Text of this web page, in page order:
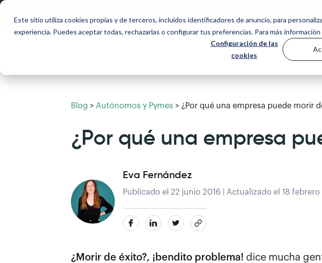
Este sitio utiliza cookies propias y de terceros, incluidos identificadores de anuncio, para
experiencia. Puedes aceptar todas, rechazarlas o configurar tus preferencias. Para más
Configuración de las
cookies
Autónomos Asesorías
Blog > Autónomos y Pymes > ¿Por qué una empresa puede morir
¿Por qué una empresa
Eva Fernández
Publicado el 22 junio 2016 | Actualizado el 18 febrero
¿Morir de éxito?, ¡bendito problema! dice mucha